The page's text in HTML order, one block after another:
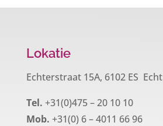
Lokatie
Echterstraat 15A, 6102 ES Echt
Tel. +31(0)475 – 20 10 10
Mob. +31(0) 6 – 4011 66 96